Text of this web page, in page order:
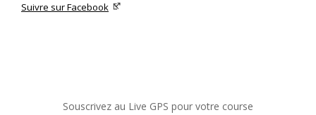
Suivre sur Facebook
Souscrivez au Live GPS pour votre course